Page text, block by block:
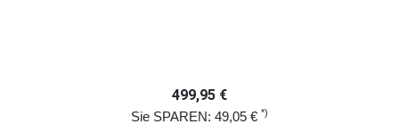
499,95 €
Sie SPAREN: 49,05 € *)